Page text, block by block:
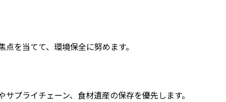
を当てて、環境保全に努めます。
プライチェーン、食材遺産の保存を優先します。